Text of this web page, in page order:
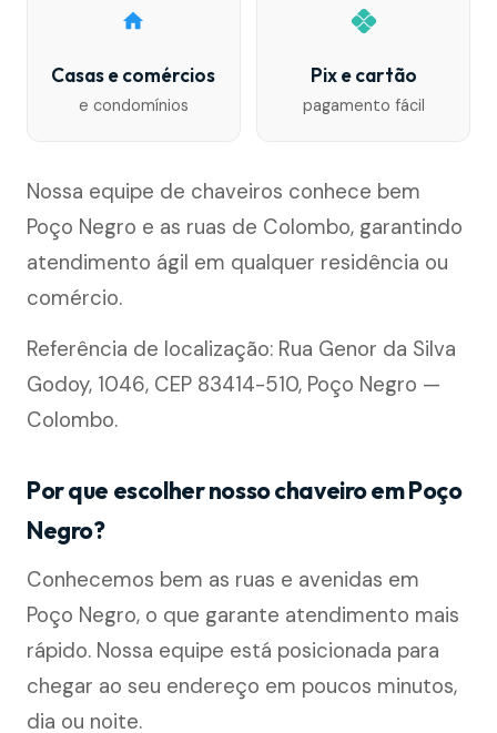
Casas e comércios
e condomínios
Pix e cartão
pagamento fácil
Nossa equipe de chaveiros conhece bem
Poço Negro e as ruas de Colombo, garantindo
atendimento ágil em qualquer residência ou
comércio.
Referência de localização: Rua Genor da Silva
Godoy, 1046, CEP 83414-510, Poço Negro —
Colombo.
Por que escolher nosso chaveiro em Poço
Negro?
Conhecemos bem as ruas e avenidas em
Poço Negro, o que garante atendimento mais
rápido. Nossa equipe está posicionada para
chegar ao seu endereço em poucos minutos,
dia ou noite.